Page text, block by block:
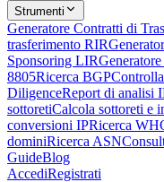
Strumenti
Generatore Contratti di
trasferimento RIR
Sponsoring LIR
8805Ricerca BGP
DiligenceReport di analisi
sottoretiCalcola sottoreti e
conversioni IPRicerca
dominiRicerca ASN
GuideBlog
AccediRegistrati